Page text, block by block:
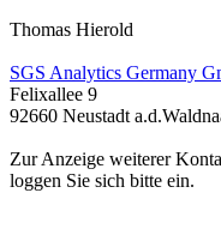
Thomas Hierold
SGS Analytics Germany
Felixallee 9
92660 Neustadt
Zur Anzeige weiterer
loggen Sie sich bitte ein.